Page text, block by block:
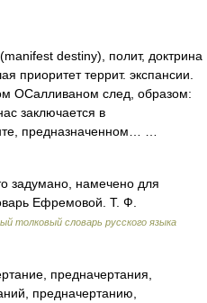
destiny), полит, доктрина
приоритет террит. экспансии.
ОСалливаном след, образом:
заключается в
предназначенном… …
задумано, намечено для
Ефремовой. Т. Ф.
толковый словарь русского языка
предначертания,
предначертанию,